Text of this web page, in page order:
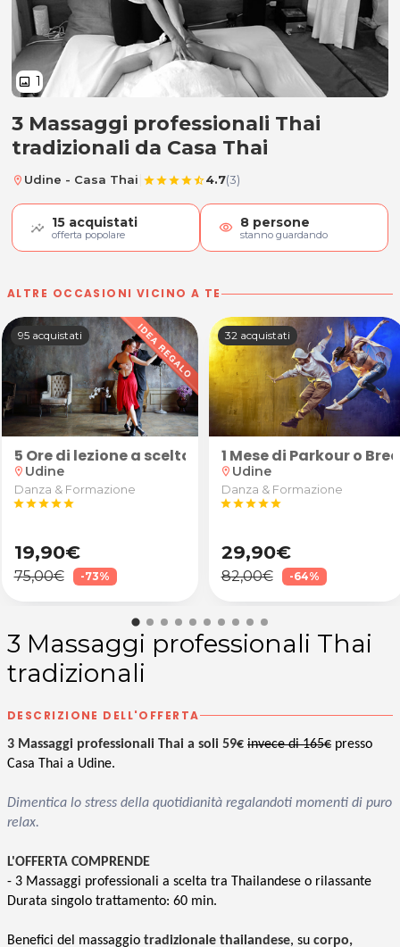
image 1
3 Massaggi professionali Thai
3 Massaggi professionali Thai
tradizionali da Casa Thai
location_on Udine - Casa Thai starstarstarstarstar_half4.7(3)
15 acquistati
offerta popolare visibility 8 persone
stanno guardando
ALTRE OCCASIONI VICINO A TE
(calice di vino Superior, tartine e
95 acquistati
5 Ore di lezione a scelta tra latino-americano o
location_on Udine
Danza & Formazione
starstarstarstarstar
19,90€
75,00€ -73%
32 acquistati
1 Mese di Parkour o
location_on Udine
Danza & Formazione
starstarstarstarstar
29,90€
82,00€ -64%
3 Massaggi professionali Thai
tradizionali
DESCRIZIONE DELL'OFFERTA
3 Massaggi professionali Thai a soli 59€ invece di 165€ presso
Casa Thai a Udine.
Dimentica lo stress della quotidianità regalandoti momenti di puro
relax.
L'OFFERTA COMPRENDE
- 3 Massaggi professionali a scelta tra Thailandese o rilassante
Durata singolo trattamento: 60 min.
Benefici del massaggio tradizionale thailandese, su corpo,